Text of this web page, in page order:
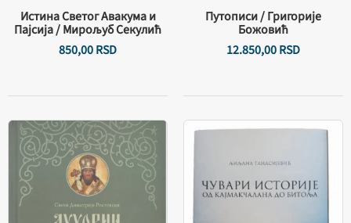
Истина Светог Авакума и
Пајсија / Мирољуб Секулић
850,00RSD
Путописи / Григорије
Божовић
12.850,00RSD